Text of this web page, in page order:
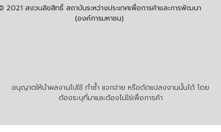
อนุญาตให้นำผลงานไปใช้ ทำซ้ำ แจกจ่าย หรือดัดแปลงงานนั้นได้ โดย
ต้องระบุที่มาและต้องไม่ใช่เพื่อการค้า
2021 สงวนลิขสิทธิ์ สถาบันระหว่างประเทศเพื่อการค้าและการพัฒนา
(องค์การมหาชน)